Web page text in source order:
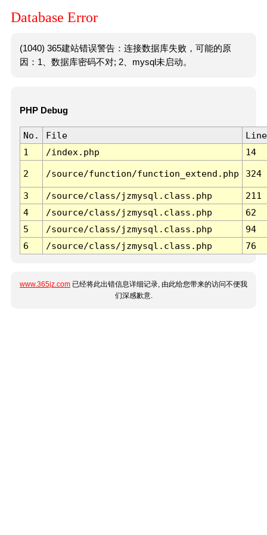
Database Error
(1040) 365建站错误警告：连接数据库失败，可能的原
因：1、数据库密码不对; 2、mysql未启动。
PHP Debug
No. File
Line
1
/index.php 14
2 /source/function/function_extend.php 324
3 /source/class/jzmysql.class.php
211
4
/source/class/jzmysql.class.php
62
5
/source/class/jzmysql.class.php
94
6
/source/class/jzmysql.class.php 76
www.365jz.com 已经将此出错信息详细记录, 由此给您带来的访问不便我
们深感歉意.